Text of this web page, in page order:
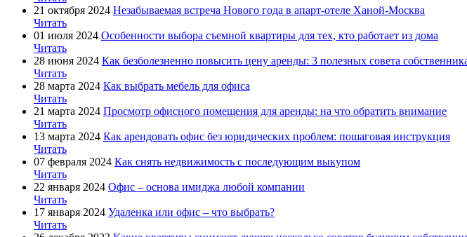
21 октября 2024 Незабываемая встреча Нового года в апарт-отеле Ханой-Москва
Читать
01 июля 2024 Особенности выбора съемной квартиры для тех, кто работает из дома
Читать
28 июня 2024 Как безболезненно повысить цену аренды: 3 полезных совета
Читать
28 марта 2024 Как выбрать мебель для офиса
Читать
21 марта 2024 Просмотр офисного помещения для аренды: на что обратить внимание
Читать
13 марта 2024 Как арендовать офис без юридических проблем: пошаговая инструкция
Читать
07 февраля 2024 Как снять недвижимость с последующим выкупом
Читать
22 января 2024 Офис – основа имиджа любой компании
Читать
17 января 2024 Удаленка или офис – что выбрать?
Читать